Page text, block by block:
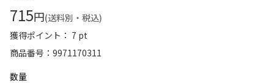
715円(送料別・税込)
獲得ポイント： 7 pt
商品番号
9971170311
数量